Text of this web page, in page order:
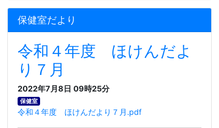
保健室だより
令和４年度 ほけんだよ
り７月
2022年7月8日 09時25分
保健室
令和４年度 ほけんだより７月.pdf